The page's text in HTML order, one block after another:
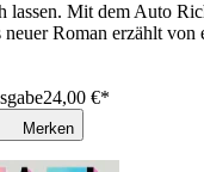
lassen. Mit dem Auto
Roman erzählt von
24,00 €*
Merken